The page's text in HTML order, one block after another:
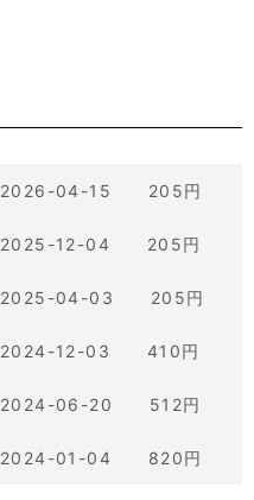
2026-04-15 205円
2025-12-04 205円
2025-04-03 205円
2024-12-03 410円
2024-06-20 512円
2024-01-04 820円